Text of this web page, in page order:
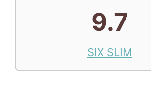
9.7
SIX SLIM